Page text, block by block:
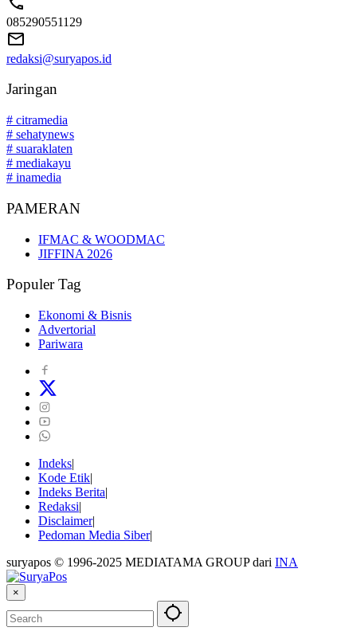
085290551129
redaksi@suryapos.id
Jaringan
# citramedia
# sehatynews
# suaraklaten
# mediakayu
# inamedia
PAMERAN
IFMAC & WOODMAC
JIFFINA 2026
Populer Tag
Ekonomi & Bisnis
Advertorial
Pariwara
Indeks
Kode Etik
Indeks Berita
Redaksi
Disclaimer
Pedoman Media Siber
suryapos © 1996-2025 MEDIATAMA GROUP dari INA
×